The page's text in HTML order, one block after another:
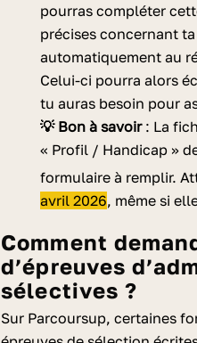
pourras compléter
précises concernant
automatiquement au
Celui-ci pourra alors
tu auras besoin pour
💡 Bon à savoir: La
« Profil / Handicap »
formulaire à remplir.
avril 2026, même si
Comment demander un aménagement
d’épreuves
sélectives ?
Sur Parcoursup, certaines